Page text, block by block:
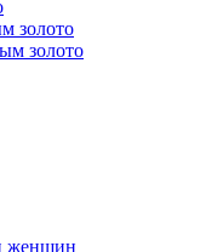
золото
золото
женщин